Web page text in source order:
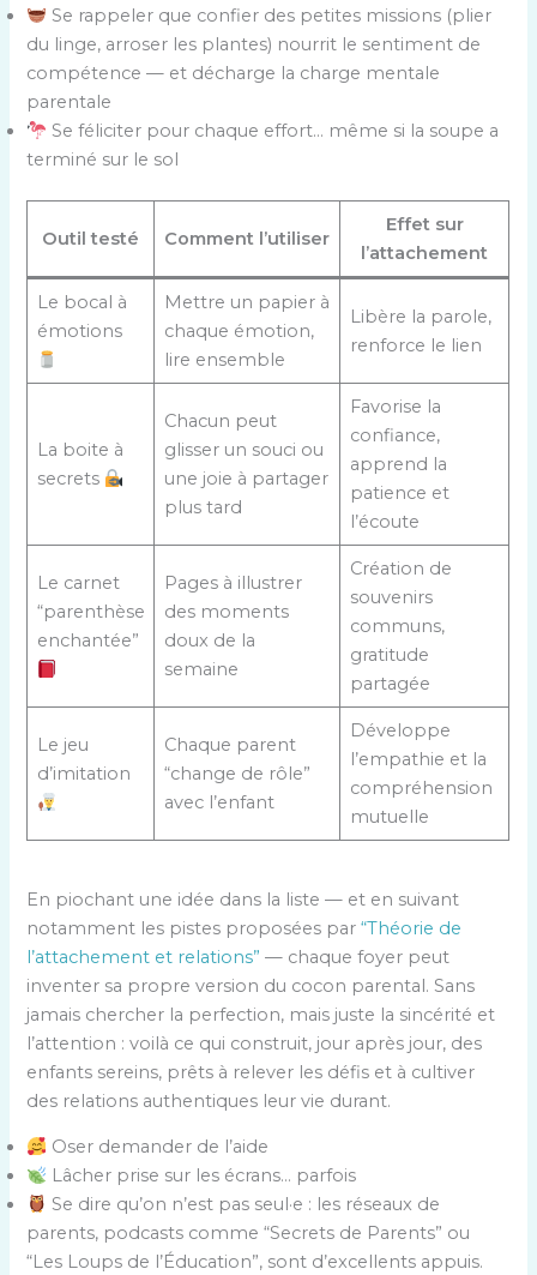
Se rappeler que confier des petites missions (plier
du linge, arroser les plantes) nourrit le sentiment de
compétence — et décharge la charge mentale
parentale
Se féliciter pour chaque effort… même si la soupe a
terminé sur le sol
Outil testé Comment l’utiliser
Effet sur
l’attachement
Le bocal à
émotions
Mettre un papier à
chaque émotion,
lire ensemble
Libère la parole,
renforce le lien
La boite à
secrets
Chacun peut
glisser un souci ou
une joie à partager
plus tard
Favorise la
confiance,
apprend la
patience et
l’écoute
Le carnet
“parenthèse
enchantée”
Pages à illustrer
des moments
doux de la
semaine
Création de
souvenirs
communs,
gratitude
partagée
Le jeu
d’imitation
Chaque parent
“change de rôle”
avec l’enfant
Développe
l’empathie et la
compréhension
mutuelle
En piochant une idée dans la liste — et en suivant
notamment les pistes proposées par“Théorie de
l’attachement et relations” — chaque foyer peut
inventer sa propre version du cocon parental. Sans
jamais chercher la perfection, mais juste la sincérité et
l’attention : voilà ce qui construit, jour après jour, des
enfants sereins, prêts à relever les défis et à cultiver
des relations authentiques leur vie durant.
Oser demander de l’aide
Lâcher prise sur les écrans… parfois
Se dire qu’on n’est pas seul·e : les réseaux de
parents, podcasts comme “Secrets de Parents” ou
“Les Loups de l’Éducation”, sont d’excellents appuis.